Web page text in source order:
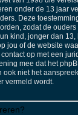
onder de 13 jaar
Deze
zodat de
kind, jonger dan 13,
jou of de website
op met een
mee dat het
ook niet het
vermeld wordt.